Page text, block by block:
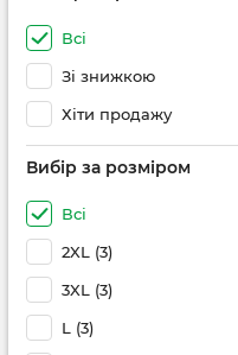
Всі
Зі знижкою
Хіти продажу
Вибір за розміром
Всі
2XL (3)
3XL (3)
L (3)